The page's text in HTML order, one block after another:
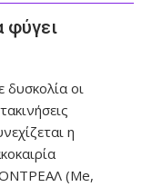
φύγει
δυσκολία οι
η
(Me,